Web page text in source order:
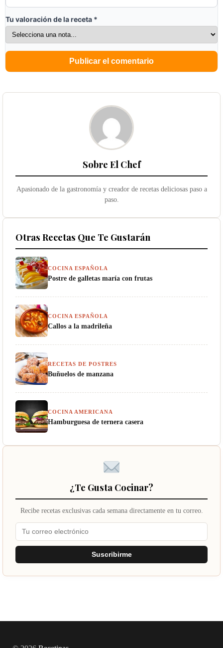
Tu valoración de la receta *
Sobre El Chef
Apasionado de la gastronomía y creador de recetas deliciosas paso a
paso.
Otras Recetas Que Te Gustarán
COCINA ESPAÑOLA
Postre de galletas maría con frutas
COCINA ESPAÑOLA
Callos a la madrileña
RECETAS DE POSTRES
Buñuelos de manzana
COCINA AMERICANA
Hamburguesa de ternera casera
¿Te Gusta Cocinar?
Recibe recetas exclusivas cada semana directamente en tu correo.
Suscribirme